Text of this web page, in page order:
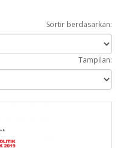
Sortir berdasarkan:
Tampilan: